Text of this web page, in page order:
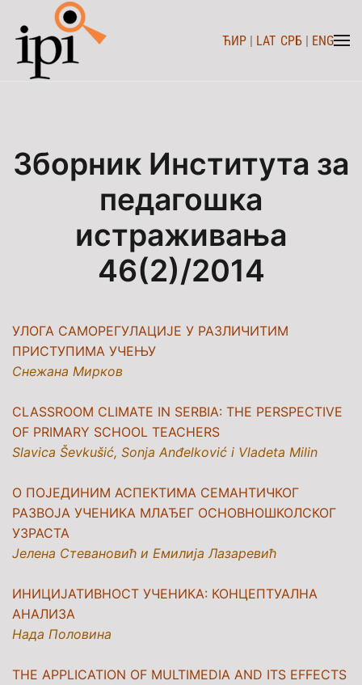
Skip to main content ЋИР | LAT СРБ | ENG
Зборник Института за
педагошка
истраживања
46(2)/2014
УЛОГА САМОРЕГУЛАЦИЈЕ У РАЗЛИЧИТИМ
ПРИСТУПИМА УЧЕЊУ
Снежана Мирков
CLASSROOM CLIMATE IN SERBIA: THE PERSPECTIVE
OF PRIMARY SCHOOL TEACHERS
Slavica Ševkušić, Sonja Anđelković i Vladeta Milin
О ПОЈЕДИНИМ АСПЕКТИМА СЕМАНТИЧКОГ
РАЗВОЈА УЧЕНИКА МЛАЂЕГ ОСНОВНОШКОЛСКОГ
УЗРАСТА
Јелена Стевановић и Емилија Лазаревић
ИНИЦИЈАТИВНОСТ УЧЕНИКА: КОНЦЕПТУАЛНА
АНАЛИЗА
Нада Половина
THE APPLICATION OF MULTIMEDIA AND ITS EFFECTS